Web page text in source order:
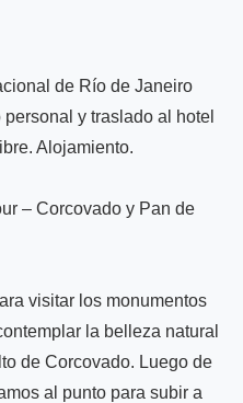
de Río de Janeiro
y traslado al hotel
Alojamiento.
– Corcovado y Pan de
visitar los monumentos
la belleza natural
de Corcovado. Luego de
al punto para subir a